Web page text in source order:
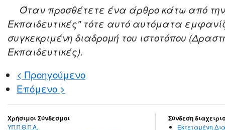
Όταν προσθέτετε ένα άρθρο κάτω από
Εκπαιδευτικές" τότε αυτό αυτόματα
συγκεκριμένη διαδρομή του ιστοτόπου
Εκπαιδευτικές).
< Προηγούμενο
Επόμενο >
Χρήσιμοι Σύνδεσμοι
ΥΠ.Π.Θ.Π.Α.
Σύνδεση
Εκτεταμένη